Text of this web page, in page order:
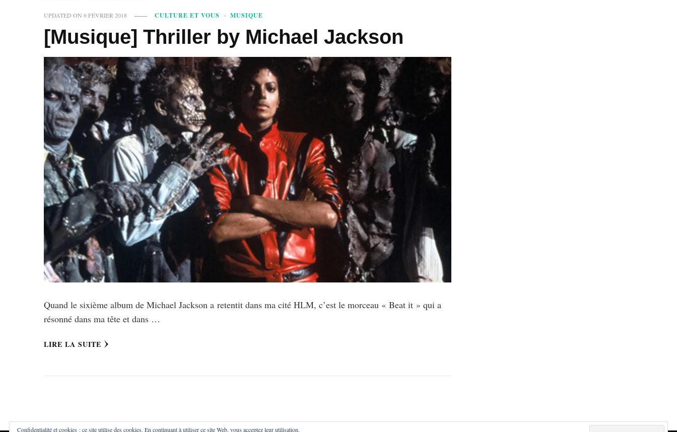
UPDATED ON6 FÉVRIER 2018 CULTURE ET VOUS MUSIQUE
[Musique] Thriller by Michael Jackson
Quand le sixième album de Michael Jackson a retentit dans ma cité HLM, c’est le morceau « Beat it » qui a
résonné dans ma tête et dans …
LIRE LA SUITE
Confidentialité et cookies : ce site utilise des cookies. En continuant à utiliser ce site Web, vous acceptez leur utilisation.